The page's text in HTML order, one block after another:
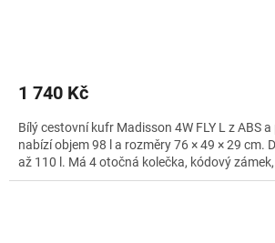
1 740 Kč
Bílý cestovní kufr Madisson 4W FLY L z ABS
nabízí objem 98 l a rozměry 76 × 49 × 29 cm.
až 110 l. Má 4 otočná kolečka, kódový